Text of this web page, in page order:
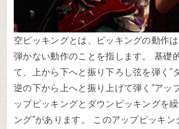
空ピッキングとは、ピッキングの動作
弾かない動作のことを指します。 基礎
て、上から下へと振り下ろし弦を弾く”
逆の下から上へと振り上げて弾く”アッ
ップピッキングとダウンピッキングを
ング”があります。 このアップピッキ